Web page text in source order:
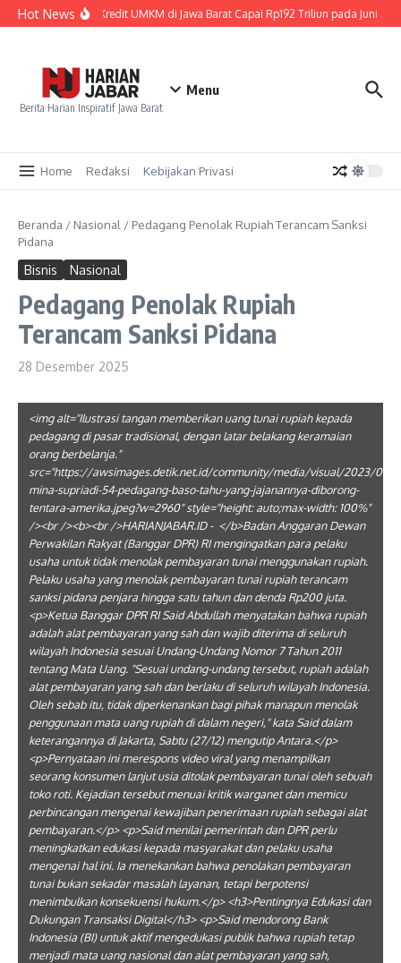
Lewati ke konten
Hot News
Penyaluran Kredit UMKM di Jawa Barat Capai Rp192 Triliun pada Juni 2026
Berita Harian Inspiratif Jawa Barat
Menu
Home Redaksi Kebijakan Privasi
Beranda / Nasional / Pedagang Penolak Rupiah Terancam Sanksi
Pidana
Bisnis Nasional
Pedagang Penolak Rupiah
Terancam Sanksi Pidana
28 Desember 2025
<img alt="Ilustrasi tangan memberikan uang tunai rupiah kepada
pedagang di pasar tradisional, dengan latar belakang keramaian
orang berbelanja."
src="https://awsimages.detik.net.id/community/media/visual/2023/01/
mina-supriadi-54-pedagang-baso-tahu-yang-jajanannya-diborong-
tentara-amerika.jpeg?w=2960" style="height: auto;max-width: 100%"
/><br /><b><br />HARIANJABAR.ID - </b>Badan Anggaran Dewan
Perwakilan Rakyat (Banggar DPR) RI mengingatkan para pelaku
usaha untuk tidak menolak pembayaran tunai menggunakan rupiah.
Pelaku usaha yang menolak pembayaran tunai rupiah terancam
sanksi pidana penjara hingga satu tahun dan denda Rp200 juta.
<p>Ketua Banggar DPR RI Said Abdullah menyatakan bahwa rupiah
adalah alat pembayaran yang sah dan wajib diterima di seluruh
wilayah Indonesia sesuai Undang-Undang Nomor 7 Tahun 2011
tentang Mata Uang. "Sesuai undang-undang tersebut, rupiah adalah
alat pembayaran yang sah dan berlaku di seluruh wilayah Indonesia.
Oleh sebab itu, tidak diperkenankan bagi pihak manapun menolak
penggunaan mata uang rupiah di dalam negeri," kata Said dalam
keterangannya di Jakarta, Sabtu (27/12) mengutip Antara.</p>
<p>Pernyataan ini merespons video viral yang menampilkan
seorang konsumen lanjut usia ditolak pembayaran tunai oleh sebuah
toko roti. Kejadian tersebut menuai kritik warganet dan memicu
perbincangan mengenai kewajiban penerimaan rupiah sebagai alat
pembayaran.</p> <p>Said menilai pemerintah dan DPR perlu
meningkatkan edukasi kepada masyarakat dan pelaku usaha
mengenai hal ini. Ia menekankan bahwa penolakan pembayaran
tunai bukan sekadar masalah layanan, tetapi berpotensi
menimbulkan konsekuensi hukum.</p> <h3>Pentingnya Edukasi dan
Dukungan Transaksi Digital</h3> <p>Said mendorong Bank
Indonesia (BI) untuk aktif mengedukasi publik bahwa rupiah tetap
menjadi mata uang nasional dan alat pembayaran yang sah,